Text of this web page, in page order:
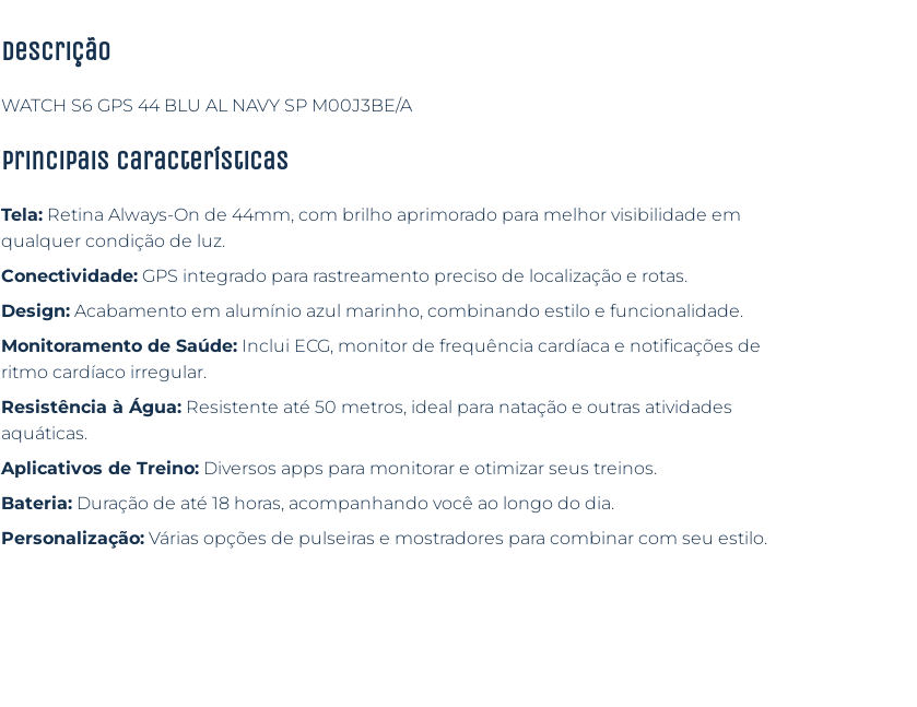
Descrição
WATCH S6 GPS 44 BLU AL NAVY SP M00J3BE/A
Principais características
Tela:Retina Always-On de 44mm, com brilho aprimorado para melhor visibilidade em
qualquer condição de luz.
Conectividade:GPS integrado para rastreamento preciso de localização e rotas.
Design:Acabamento em alumínio azul marinho, combinando estilo e funcionalidade.
Monitoramento de Saúde:Inclui ECG, monitor de frequência cardíaca e notificações de
ritmo cardíaco irregular.
Resistência à Água:Resistente até 50 metros, ideal para natação e outras atividades
aquáticas.
Aplicativos de Treino:Diversos apps para monitorar e otimizar seus treinos.
Bateria:Duração de até 18 horas, acompanhando você ao longo do dia.
Personalização:Várias opções de pulseiras e mostradores para combinar com seu estilo.